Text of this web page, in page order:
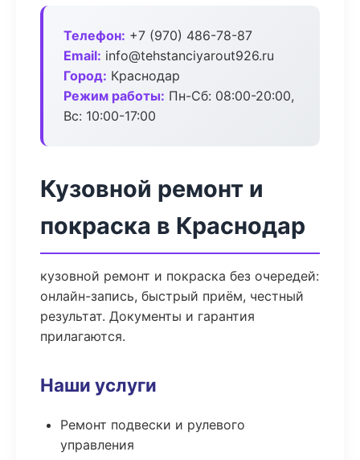
Телефон: +7 (970) 486-78-87
Email: info@tehstanciyarout926.ru
Город: Краснодар
Режим работы: Пн-Сб: 08:00-20:00,
Вс: 10:00-17:00
Кузовной ремонт и
покраска в Краснодар
кузовной ремонт и покраска без очередей:
онлайн-запись, быстрый приём, честный
результат. Документы и гарантия
прилагаются.
Наши услуги
Ремонт подвески и рулевого
управления